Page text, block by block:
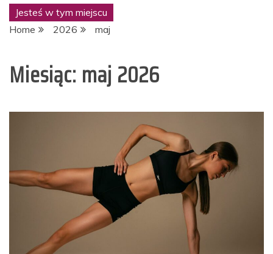
Jesteś w tym miejscu
Home
2026 maj
Miesiąc: maj 2026